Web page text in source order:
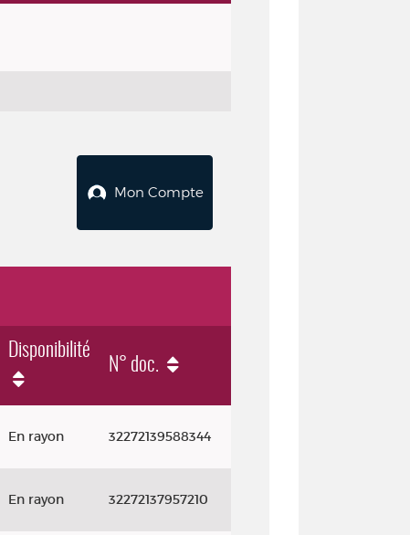
Mon Compte
Disponibilité
N° doc.
En rayon 32272139588344
En rayon 32272137957210